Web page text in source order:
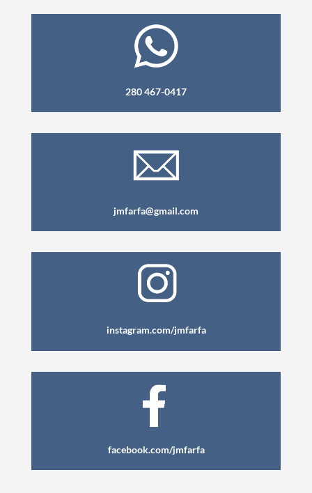
280 467-0417
jmfarfa@gmail.com
instagram.com/jmfarfa
facebook.com/jmfarfa